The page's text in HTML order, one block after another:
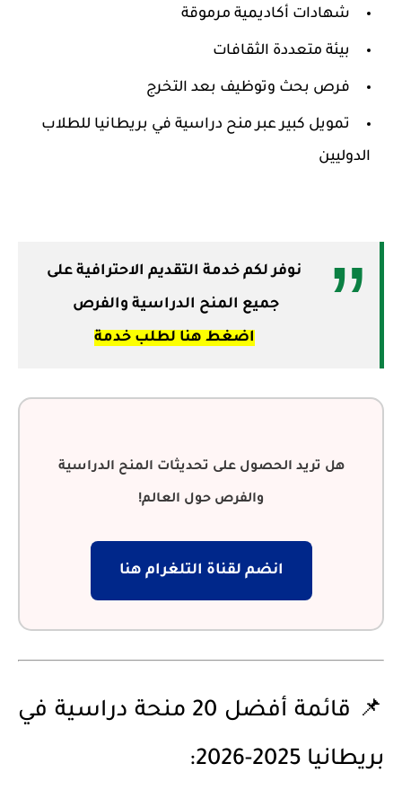
شهادات أكاديمية مرموقة
بيئة متعددة الثقافات
فرص بحث وتوظيف بعد التخرج
تمويل كبير عبر منح دراسية في بريطانيا للطلاب
الدوليين
نوفر لكم خدمة التقديم الاحترافية على
جميع المنح الدراسية والفرص
اضغط هنا لطلب خدمة
هل تريد الحصول على تحديثات المنح الدراسية
والفرص حول العالم!
انضم لقناة التلغرام هنا
📌 قائمة أفضل 20 منحة دراسية في
بريطانيا 2025-2026: